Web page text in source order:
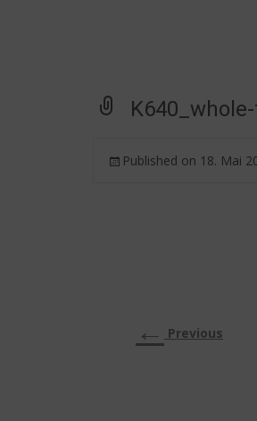
Published on 18. Mai
← Previous